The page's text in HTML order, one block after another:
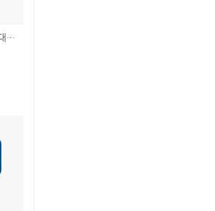
이별에 대처하는 솔로부대원의 자세